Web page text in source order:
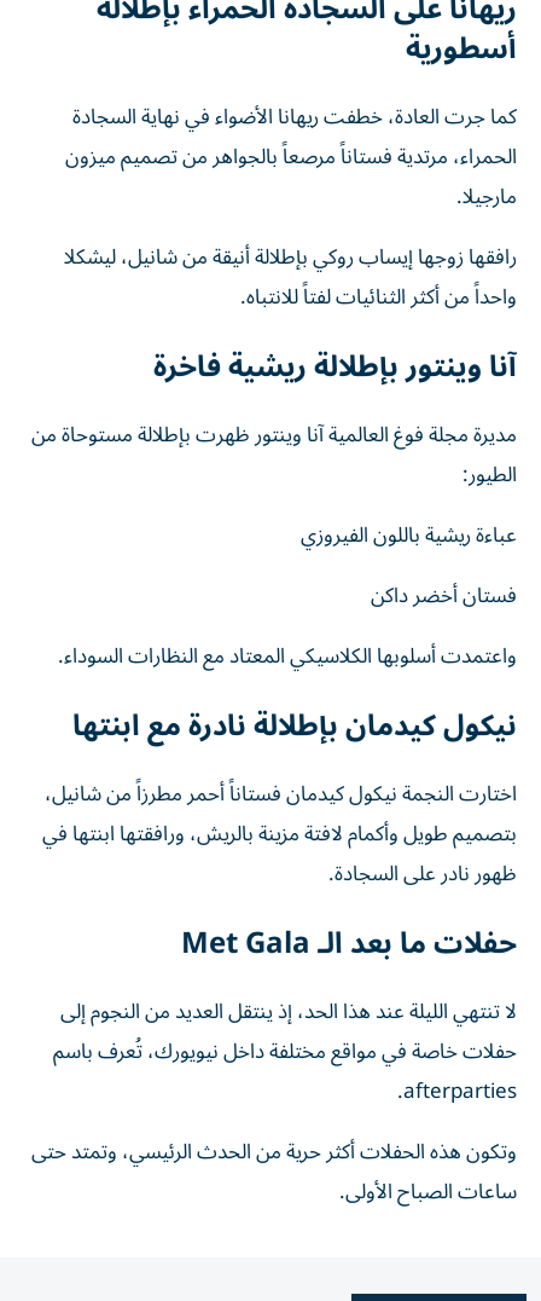
أسطورية
كما جرت العادة، خطفت ريهانا الأضواء في نهاية السجادة
الحمراء، مرتدية فستاناً مرصعاً بالجواهر من تصميم ميزون
مارجيلا.
رافقها زوجها إيساب روكي بإطلالة أنيقة من شانيل، ليشكلا
واحداً من أكثر الثنائيات لفتاً للانتباه.
آنا وينتور بإطلالة ريشية فاخرة
مديرة مجلة فوغ العالمية آنا وينتور ظهرت بإطلالة مستوحاة من
الطيور:
عباءة ريشية باللون الفيروزي
فستان أخضر داكن
واعتمدت أسلوبها الكلاسيكي المعتاد مع النظارات السوداء.
نيكول كيدمان بإطلالة نادرة مع ابنتها
اختارت النجمة نيكول كيدمان فستاناً أحمر مطرزاً من شانيل،
بتصميم طويل وأكمام لافتة مزينة بالريش، ورافقتها ابنتها في
ظهور نادر على السجادة.
حفلات ما بعد الـ Met Gala
لا تنتهي الليلة عند هذا الحد، إذ ينتقل العديد من النجوم إلى
حفلات خاصة في مواقع مختلفة داخل نيويورك، تُعرف باسم
afterparties.
وتكون هذه الحفلات أكثر حرية من الحدث الرئيسي، وتمتد حتى
ساعات الصباح الأولى.